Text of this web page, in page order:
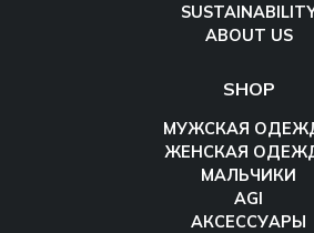
ABOUT US
SHOP
МУЖСКАЯ
ЖЕНСКАЯ
МАЛЬЧИКИ
AGI
АКСЕССУАРЫ